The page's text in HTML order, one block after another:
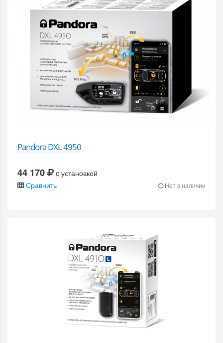
Pandora DXL 4950
44 170
c установкой
Сравнить
Нет в наличии